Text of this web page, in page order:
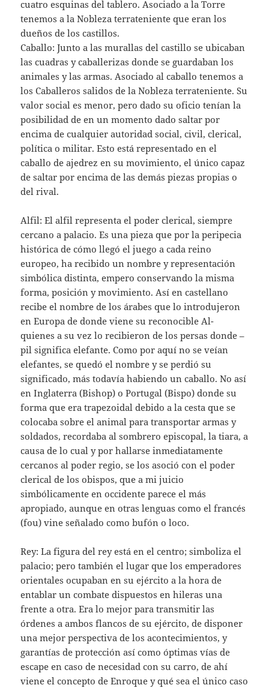
cuatro esquinas del tablero. Asociado a la Torre
tenemos a la Nobleza terrateniente que eran los
dueños de los castillos.
Caballo: Junto a las murallas del castillo se ubicaban
las cuadras y caballerizas donde se guardaban los
animales y las armas. Asociado al caballo tenemos a
los Caballeros salidos de la Nobleza terrateniente. Su
valor social es menor, pero dado su oficio tenían la
posibilidad de en un momento dado saltar por
encima de cualquier autoridad social, civil, clerical,
política o militar. Esto está representado en el
caballo de ajedrez en su movimiento, el único capaz
de saltar por encima de las demás piezas propias o
del rival.
Alfil: El alfil representa el poder clerical, siempre
cercano a palacio. Es una pieza que por la peripecia
histórica de cómo llegó el juego a cada reino
europeo, ha recibido un nombre y representación
simbólica distinta, empero conservando la misma
forma, posición y movimiento. Así en castellano
recibe el nombre de los árabes que lo introdujeron
en Europa de donde viene su reconocible Al-
quienes a su vez lo recibieron de los persas donde –
pil significa elefante. Como por aquí no se veían
elefantes, se quedó el nombre y se perdió su
significado, más todavía habiendo un caballo. No así
en Inglaterra (Bishop) o Portugal (Bispo) donde su
forma que era trapezoidal debido a la cesta que se
colocaba sobre el animal para transportar armas y
soldados, recordaba al sombrero episcopal, la tiara, a
causa de lo cual y por hallarse inmediatamente
cercanos al poder regio, se los asoció con el poder
clerical de los obispos, que a mi juicio
simbólicamente en occidente parece el más
apropiado, aunque en otras lenguas como el francés
(fou) vine señalado como bufón o loco.
Rey: La figura del rey está en el centro; simboliza el
palacio; pero también el lugar que los emperadores
orientales ocupaban en su ejército a la hora de
entablar un combate dispuestos en hileras una
frente a otra. Era lo mejor para transmitir las
órdenes a ambos flancos de su ejército, de disponer
una mejor perspectiva de los acontecimientos, y
garantías de protección así como óptimas vías de
escape en caso de necesidad con su carro, de ahí
viene el concepto de Enroque y qué sea el único caso